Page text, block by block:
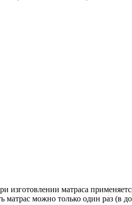
изготовлении матраса
матрас можно только один раз